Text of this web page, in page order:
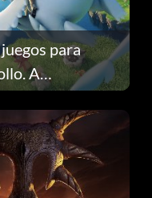
para
A
por qué.